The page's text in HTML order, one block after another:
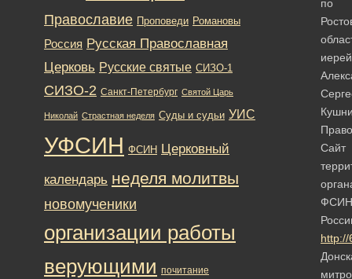
по
иерей
Сайт
ФСИН
http://
Православие Проповеди Романовы
Россия Русская Православная
Церковь Русские святые СИЗО-1
СИЗО-2 Санкт-Петербург Святой Царь
Николай Страстная неделя Суды и судьи УИС
УФСИН ФСИН Церковный
календарь неделя молитвы
новомученики
организации работы
верующими почитание